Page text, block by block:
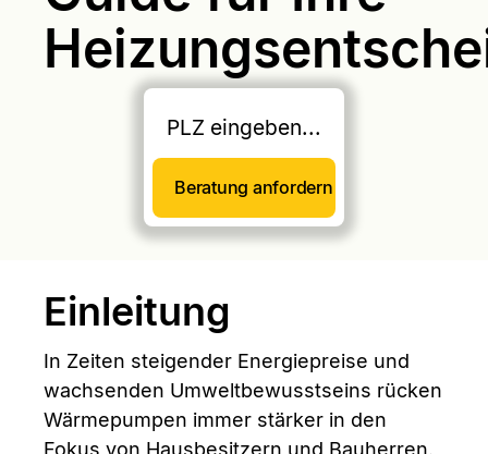
Einleitung
In Zeiten steigender Energiepreise und
wachsenden Umweltbewusstseins rücken
Wärmepumpen immer stärker in den
Fokus von Hausbesitzern und Bauherren.